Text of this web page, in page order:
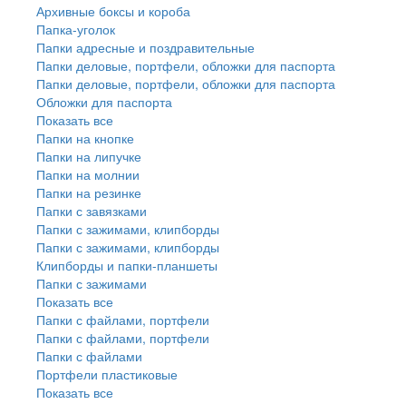
Архивные боксы и короба
Папка-уголок
Папки адресные и поздравительные
Папки деловые, портфели, обложки для паспорта
Папки деловые, портфели, обложки для паспорта
Обложки для паспорта
Показать все
Папки на кнопке
Папки на липучке
Папки на молнии
Папки на резинке
Папки с завязками
Папки с зажимами, клипборды
Папки с зажимами, клипборды
Клипборды и папки-планшеты
Папки с зажимами
Показать все
Папки с файлами, портфели
Папки с файлами, портфели
Папки с файлами
Портфели пластиковые
Показать все